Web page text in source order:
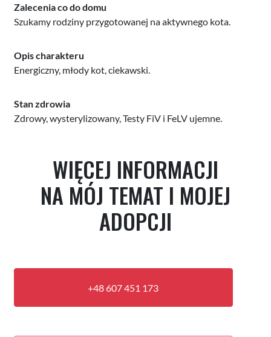
Zalecenia co do domu
Szukamy rodziny przygotowanej na aktywnego kota.
Opis charakteru
Energiczny, młody kot, ciekawski.
Stan zdrowia
Zdrowy, wysterylizowany, Testy FiV i FeLV ujemne.
WIĘCEJ INFORMACJI
NA MÓJ TEMAT I MOJEJ
ADOPCJI
+48 607 451 173